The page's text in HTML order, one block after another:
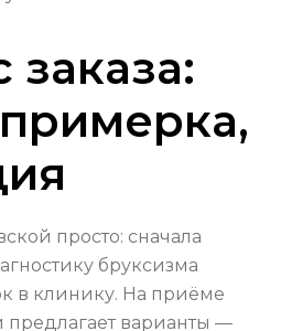
заказа:
просто: сначала
бруксизма
в клинику. На приёме
предлагает варианты —